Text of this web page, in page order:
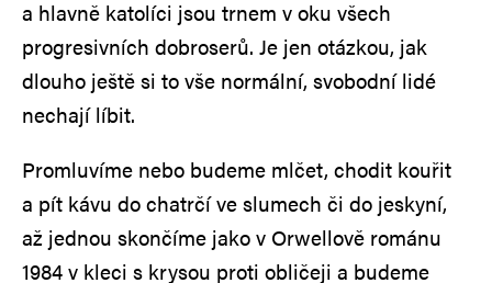
a hlavně katolíci jsou trnem v oku všech
progresivních dobroserů. Je jen otázkou, jak
dlouho ještě si to vše normální, svobodní lidé
nechají líbit.
Promluvíme nebo budeme mlčet, chodit kouřit
a pít kávu do chatrčí ve slumech či do jeskyní,
až jednou skončíme jako v Orwellově románu
1984 v kleci s krysou proti obličeji a budeme